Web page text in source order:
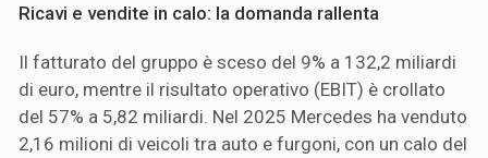
Ricavi e vendite in calo: la domanda rallenta
Il fatturato del gruppo è sceso del 9% a 132,2 miliardi
di euro, mentre il risultato operativo (EBIT) è crollato
del 57% a 5,82 miliardi. Nel 2025 Mercedes ha venduto
2,16 milioni di veicoli tra auto e furgoni, con un calo del